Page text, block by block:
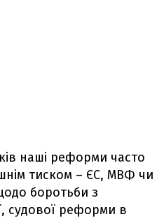
наші реформи часто
тиском – ЄС, МВФ чи
боротьби з
судової реформи в